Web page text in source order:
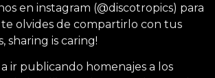
en instagram (@discotropics) para
olvides de compartirlo con tus
sharing is caring!
a ir publicando homenajes a los